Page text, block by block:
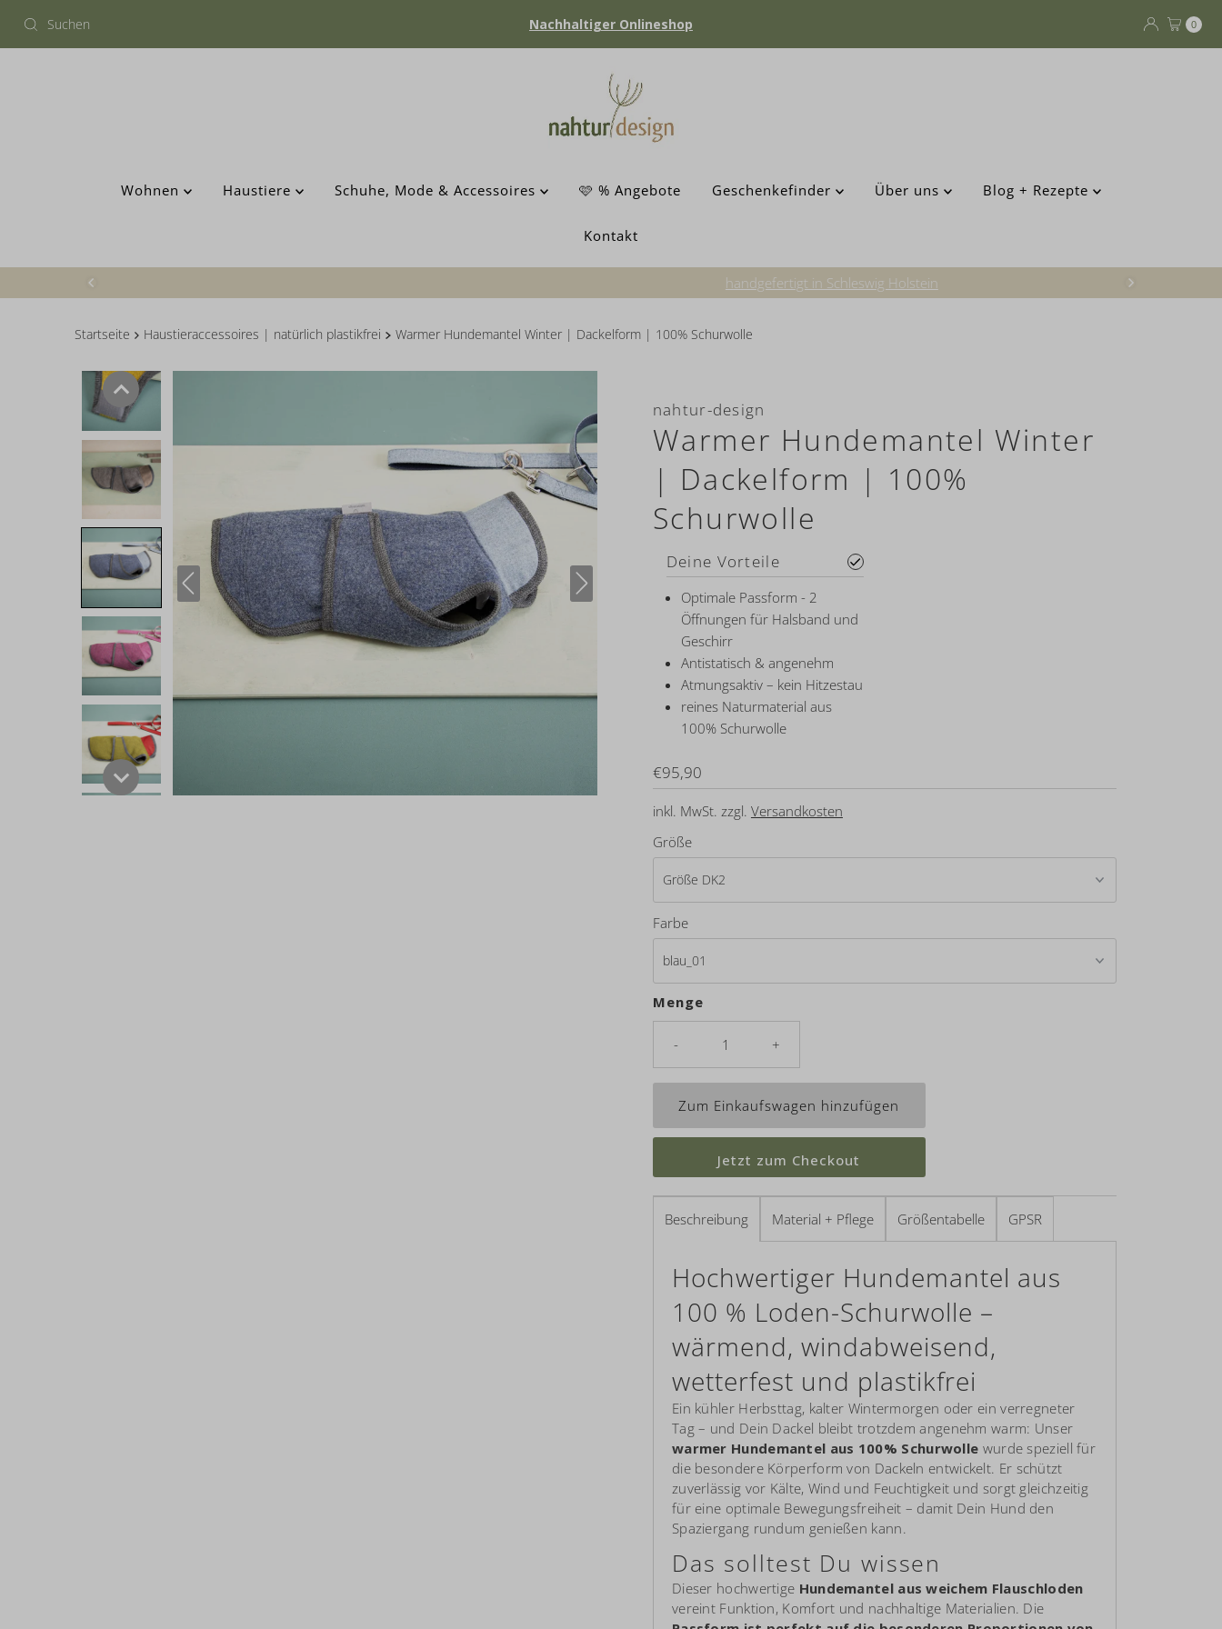
Nachhaltiger Onlineshop 0
Wohnen Haustiere Schuhe, Mode & Accessoires 🩷 % Angebote Geschenkefinder Über uns Blog + Rezepte
Kontakt
Startseite Haustieraccessoires | natürlich plastikfrei Warmer Hundemantel Winter | Dackelform | 100% Schurwolle
nahtur-design
Warmer Hundemantel Winter
| Dackelform | 100%
Schurwolle
Deine Vorteile
Optimale Passform - 2
Öffnungen für Halsband und
Geschirr
Antistatisch & angenehm
Atmungsaktiv – kein Hitzestau
reines Naturmaterial aus
100% Schurwolle
Regulärer
Preis
€95,90
inkl. MwSt. zzgl. Versandkosten
Größe
Farbe
Menge
- +
Jetzt zum Checkout
Beschreibung Material + Pflege Größentabelle GPSR
Hochwertiger Hundemantel aus
100 % Loden-Schurwolle –
wärmend, windabweisend,
wetterfest und plastikfrei
Ein kühler Herbsttag, kalter Wintermorgen oder ein verregneter
Tag – und Dein Dackel bleibt trotzdem angenehm warm: Unser
warmer Hundemantel aus 100% Schurwolle wurde speziell für
die besondere Körperform von Dackeln entwickelt. Er schützt
zuverlässig vor Kälte, Wind und Feuchtigkeit und sorgt gleichzeitig
für eine optimale Bewegungsfreiheit – damit Dein Hund den
Spaziergang rundum genießen kann.
Das solltest Du wissen
Dieser hochwertige Hundemantel aus weichem Flauschloden
vereint Funktion, Komfort und nachhaltige Materialien. Die